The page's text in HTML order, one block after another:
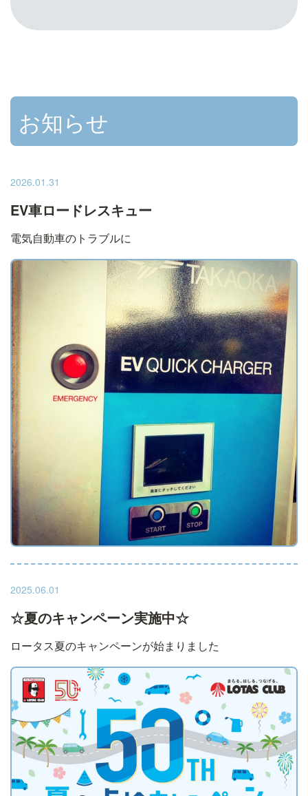
お知らせ
2026.01.31
EV車ロードレスキュー
電気自動車のトラブルに
2025.06.01
☆夏のキャンペーン実施中☆
ロータス夏のキャンペーンが始まりました